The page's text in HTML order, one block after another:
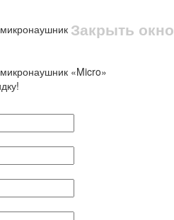
Закрыть окно
«Micro»